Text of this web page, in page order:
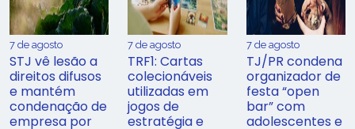
7 de agosto
STJ vê lesão a
direitos difusos
e mantém
condenação de
empresa por
7 de agosto
TRF1: Cartas
colecionáveis
utilizadas em
jogos de
estratégia e
7 de agosto
TJ/PR condena
organizador de
festa “open
bar” com
adolescentes e